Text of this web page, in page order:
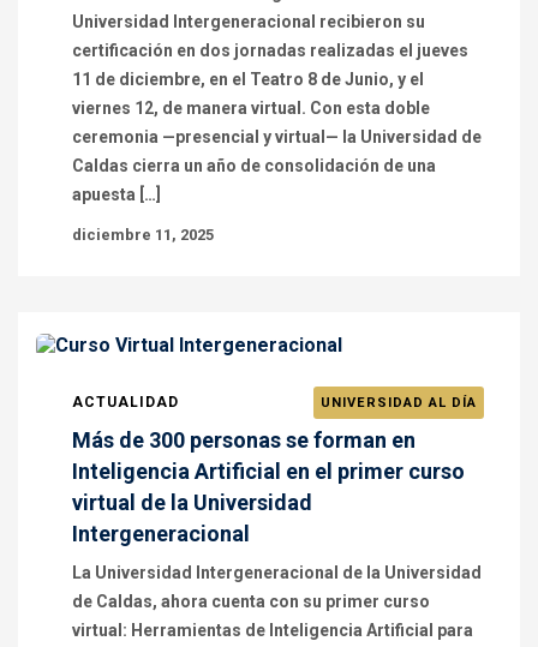
Universidad Intergeneracional recibieron su
certificación en dos jornadas realizadas el jueves
11 de diciembre, en el Teatro 8 de Junio, y el
viernes 12, de manera virtual. Con esta doble
ceremonia —presencial y virtual— la Universidad de
Caldas cierra un año de consolidación de una
apuesta […]
diciembre 11, 2025
ACTUALIDAD UNIVERSIDAD AL DÍA
Más de 300 personas se forman en
Inteligencia Artificial en el primer curso
virtual de la Universidad
Intergeneracional
La Universidad Intergeneracional de la Universidad
de Caldas, ahora cuenta con su primer curso
virtual: Herramientas de Inteligencia Artificial para